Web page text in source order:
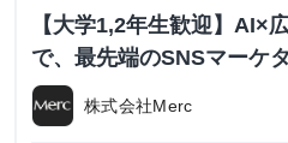
【大学1,2年生歓迎】AI×
で、最先端のSNSマーケ
株式会社Merc